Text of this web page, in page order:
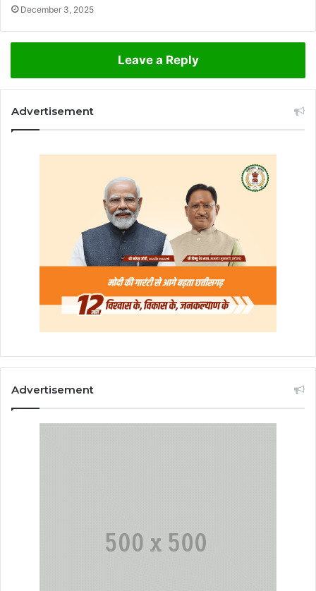
December 3, 2025
Leave a Reply
Advertisement
Advertisement